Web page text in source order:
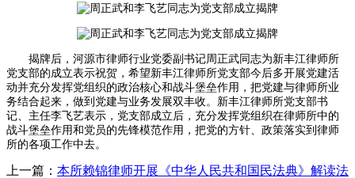
揭牌后，河源市律师行业党委副书记周正武同志为新丰江律师所
党支部的成立表示祝贺，希望新丰江律师所党支部今后多开展党建活
动并充分发挥党组织的政治核心和战斗堡垒作用，把党建与律师所业
务结合起来，做到党建与业务发展双丰收。新丰江律师所党支部书
记、主任李飞艺表示，党支部成立后，充分发挥党组织在律师所中的
战斗堡垒作用和党员的先锋模范作用，把党的方针、政策落实到律师
所的各项工作中去。
上一篇： 本所赖锦律师开展《中华人民共和国民法典》解读法